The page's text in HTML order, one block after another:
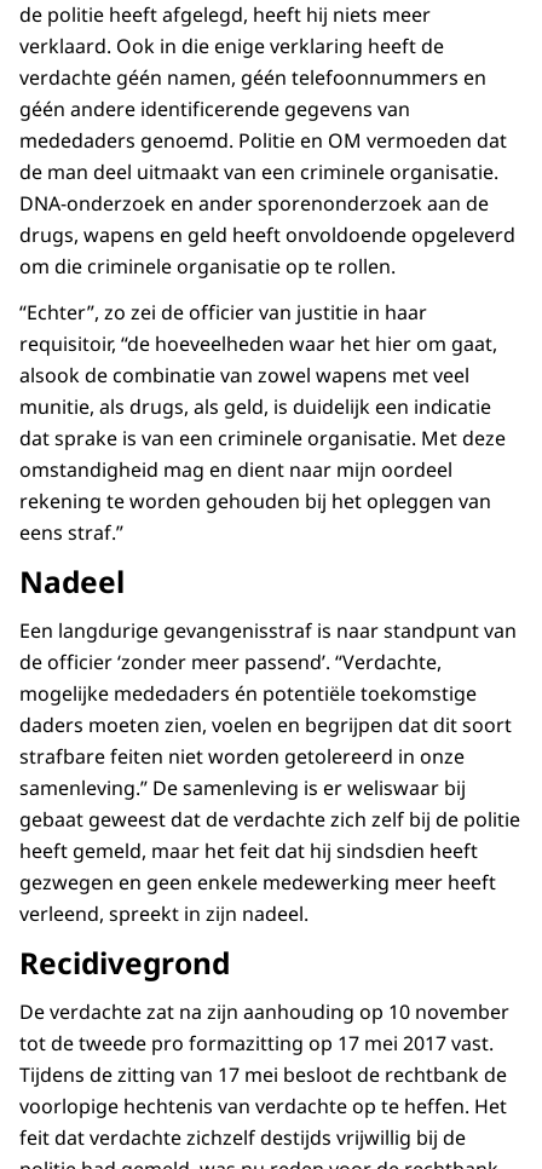
de politie heeft afgelegd, heeft hij niets meer
verklaard. Ook in die enige verklaring heeft de
verdachte géén namen, géén telefoonnummers en
géén andere identificerende gegevens van
mededaders genoemd. Politie en OM vermoeden dat
de man deel uitmaakt van een criminele organisatie.
DNA-onderzoek en ander sporenonderzoek aan de
drugs, wapens en geld heeft onvoldoende opgeleverd
om die criminele organisatie op te rollen.
“Echter”, zo zei de officier van justitie in haar
requisitoir, “de hoeveelheden waar het hier om gaat,
alsook de combinatie van zowel wapens met veel
munitie, als drugs, als geld, is duidelijk een indicatie
dat sprake is van een criminele organisatie. Met deze
omstandigheid mag en dient naar mijn oordeel
rekening te worden gehouden bij het opleggen van
eens straf.”
Nadeel
Een langdurige gevangenisstraf is naar standpunt van
de officier ‘zonder meer passend’. “Verdachte,
mogelijke mededaders én potentiële toekomstige
daders moeten zien, voelen en begrijpen dat dit soort
strafbare feiten niet worden getolereerd in onze
samenleving.” De samenleving is er weliswaar bij
gebaat geweest dat de verdachte zich zelf bij de politie
heeft gemeld, maar het feit dat hij sindsdien heeft
gezwegen en geen enkele medewerking meer heeft
verleend, spreekt in zijn nadeel.
Recidivegrond
De verdachte zat na zijn aanhouding op 10 november
tot de tweede pro formazitting op 17 mei 2017 vast.
Tijdens de zitting van 17 mei besloot de rechtbank de
voorlopige hechtenis van verdachte op te heffen. Het
feit dat verdachte zichzelf destijds vrijwillig bij de